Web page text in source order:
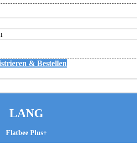
& Bestellen
LANG
Flatbee Plus+